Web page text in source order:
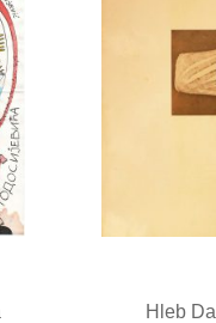
Hleb